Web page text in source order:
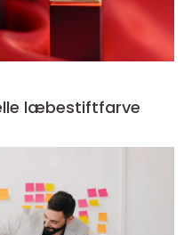
læbestiftfarve